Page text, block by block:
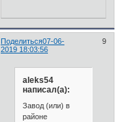
Поделиться 9
07-06-
2019 18:03:56
aleks54
написал(а):
Завод (или) в
районе